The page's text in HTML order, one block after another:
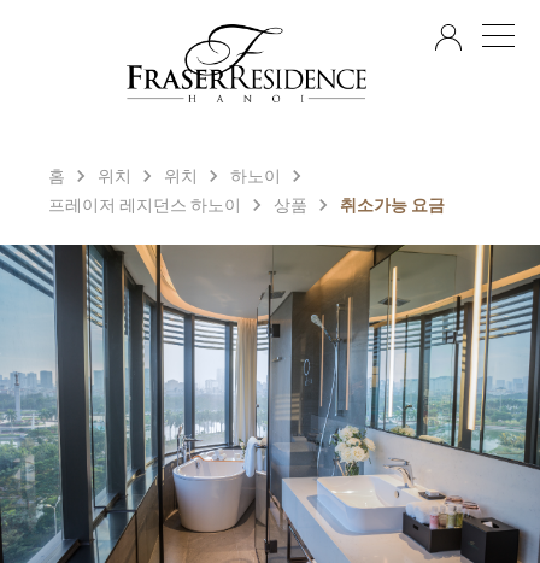
홈 위치 위치
하노이
프레이저 레지던스 하노이
상품 취소가능 요금